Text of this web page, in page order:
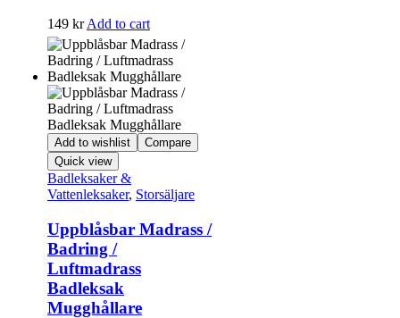
149 kr Add to cart
Add to wishlist
Compare
Quick view
Badleksaker &
Vattenleksaker, Storsäljare
Uppblåsbar Madrass /
Badring /
Luftmadrass
Badleksak
Mugghållare